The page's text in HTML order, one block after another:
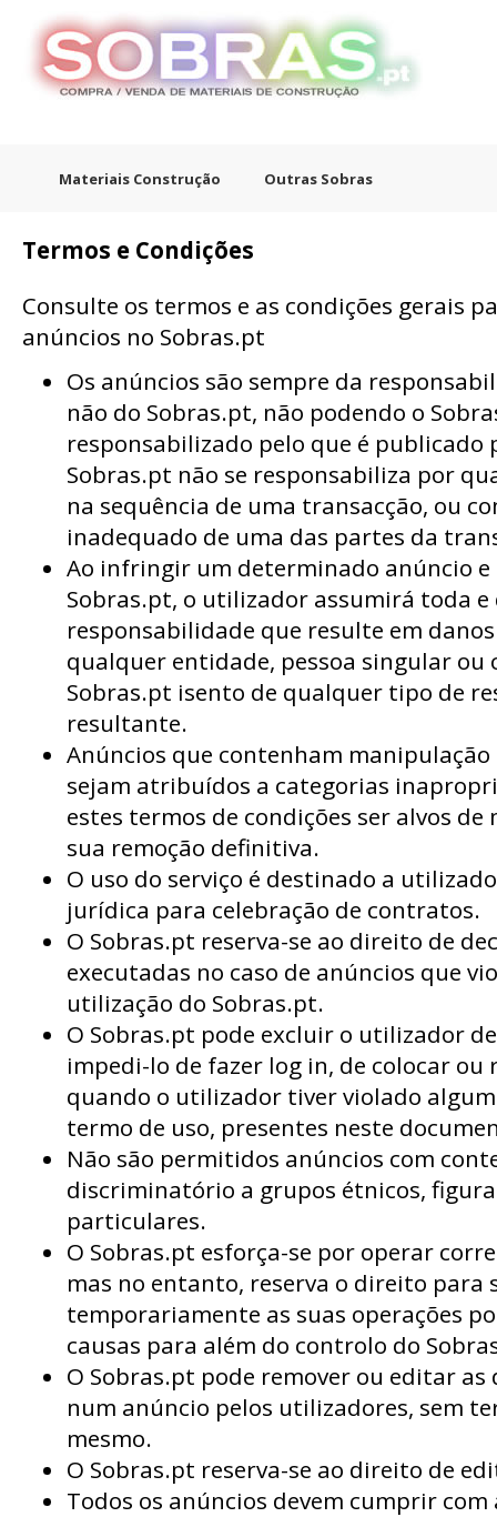
Materiais Construção Outras Sobras
Termos e Condições
Consulte os termos e as condições gerais
anúncios no Sobras.pt
Os anúncios são sempre da
não do Sobras.pt, não podendo o
responsabilizado pelo que é publicado
Sobras.pt não se responsabiliza por
na sequência de uma transacção, ou
inadequado de uma das partes da
Ao infringir um determinado anúncio e
Sobras.pt, o utilizador assumirá toda
responsabilidade que resulte em
qualquer entidade, pessoa singular ou
Sobras.pt isento de qualquer tipo de
resultante.
Anúncios que contenham
sejam atribuídos a categorias
estes termos de condições ser alvos
sua remoção definitiva.
O uso do serviço é destinado a
jurídica para celebração de contratos.
O Sobras.pt reserva-se ao direito de
executadas no caso de anúncios que
utilização do Sobras.pt.
O Sobras.pt pode excluir o utilizador
impedi-lo de fazer log in, de colocar ou
quando o utilizador tiver violado
termo de uso, presentes neste
Não são permitidos anúncios com
discriminatório a grupos étnicos,
particulares.
O Sobras.pt esforça-se por operar
mas no entanto, reserva o direito para
temporariamente as suas operações
causas para além do controlo do
O Sobras.pt pode remover ou editar as
num anúncio pelos utilizadores, sem
mesmo.
O Sobras.pt reserva-se ao direito de
Todos os anúncios devem cumprir